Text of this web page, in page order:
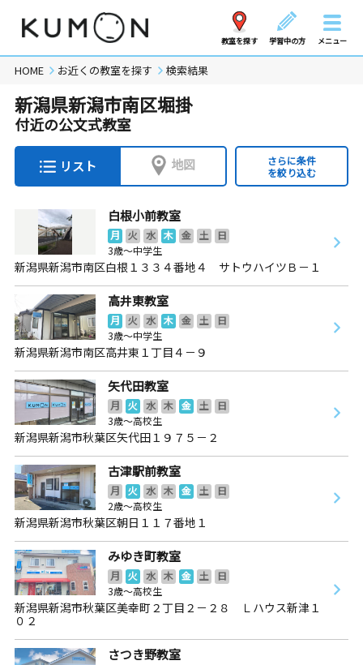
教室を探す 学習中の方 メニュー
HOME お近くの教室を探す 検索結果
新潟県新潟市南区堀掛
付近の公文式教室
リスト 地図
さらに条件
を絞り込む
白根小前教室
月 火 水 木 金 土
日
3歳～中学生
新潟県新潟市南区白根１３３４番地４ サトウハイツＢ－１
高井東教室
月 火 水 木 金 土
日
3歳～中学生
新潟県新潟市南区高井東１丁目４－９
矢代田教室
月 火 水 木 金 土
日
3歳～高校生
新潟県新潟市秋葉区矢代田１９７５－２
古津駅前教室
月 火 水 木 金 土
日
2歳～高校生
新潟県新潟市秋葉区朝日１１７番地１
みゆき町教室
月 火 水 木 金 土
日
3歳～高校生
新潟県新潟市秋葉区美幸町２丁目２－２８ Ｌハウス新津１
０２
さつき野教室